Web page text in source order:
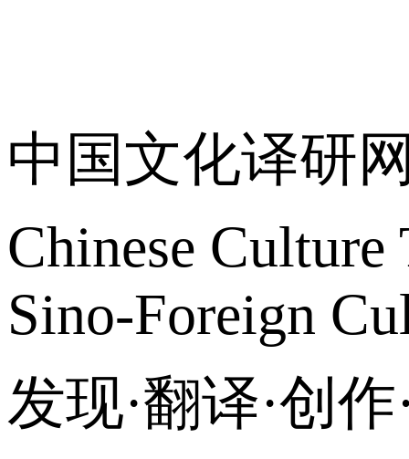
中国文化译研
Chinese
Sino-Foreign
发现·翻译·创